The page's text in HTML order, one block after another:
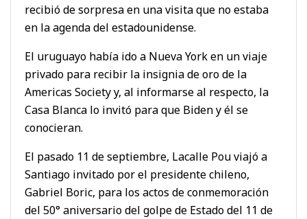
recibió de sorpresa en una visita que no estaba
en la agenda del estadounidense.
El uruguayo había ido a Nueva York en un viaje
privado para recibir la insignia de oro de la
Americas Society y, al informarse al respecto, la
Casa Blanca lo invitó para que Biden y él se
conocieran.
El pasado 11 de septiembre, Lacalle Pou viajó a
Santiago invitado por el presidente chileno,
Gabriel Boric, para los actos de conmemoración
del 50° aniversario del golpe de Estado del 11 de